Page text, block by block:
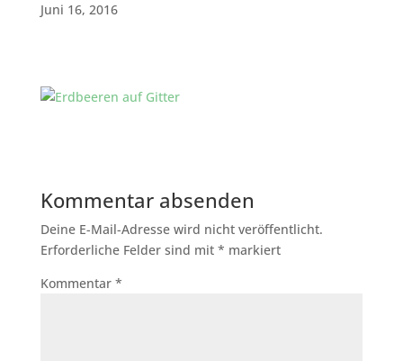
Juni 16, 2016
Kommentar absenden
Deine E-Mail-Adresse wird nicht veröffentlicht.
Erforderliche Felder sind mit * markiert
Kommentar *